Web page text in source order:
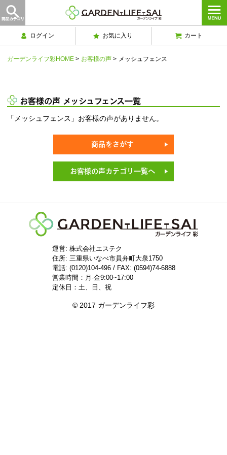
ログイン お気に入り カート
ガーデンライフ彩HOME > お客様の声 > メッシュフェンス
お客様の声 メッシュフェンス一覧
「メッシュフェンス」お客様の声がありません。
商品をさがす
お客様の声カテゴリ一覧へ
運営: 株式会社エステク
住所: 三重県いなべ市員弁町大泉1750
電話: (0120)104-496 / FAX: (0594)74-6888
営業時間：月-金9:00~17:00
定休日：土、日、祝
© 2017 ガーデンライフ彩